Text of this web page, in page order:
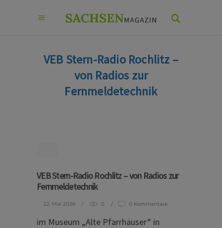
VEB Stern-Radio Rochlitz –
von Radios zur
Fernmeldetechnik
VEB Stern-Radio Rochlitz – von Radios zur
Fernmeldetechnik
22. Mai 2026 0 0 Kommentare
im Museum „Alte Pfarrhäuser“ in